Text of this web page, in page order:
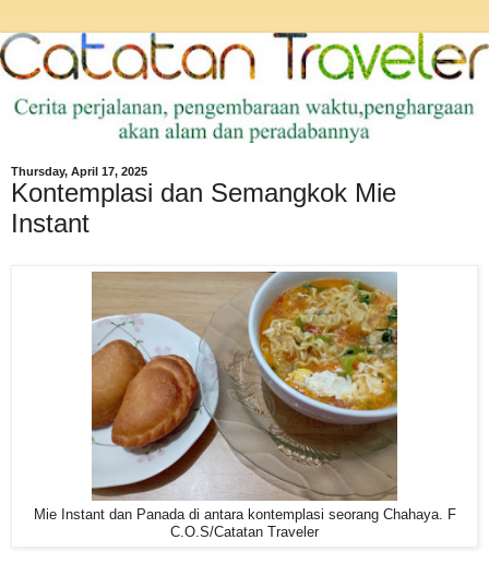
Thursday, April 17, 2025
Kontemplasi dan Semangkok Mie
Instant
Mie Instant dan Panada di antara kontemplasi seorang Chahaya. F
C.O.S/Catatan Traveler